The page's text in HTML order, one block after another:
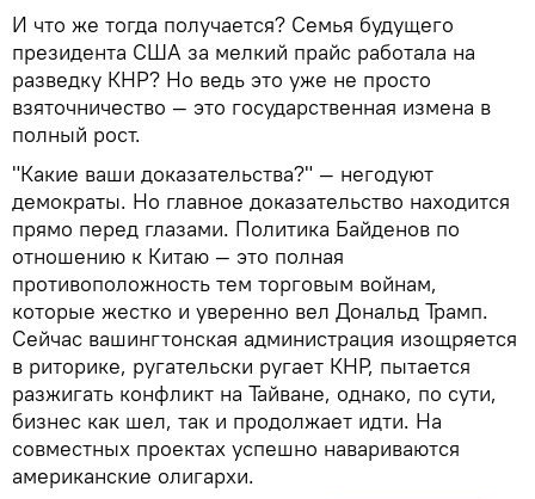
И что же тогда получается? Семья будущего
президента США за мелкий прайс работала на
разведку КНР? Но ведь это уже не просто
взяточничество — это государственная измена в
полный рост.
"Какие ваши доказательства?" — негодуют
демократы. Но главное доказательство находится
прямо перед глазами. Политика Байденов по
отношению к Китаю — это полная
противоположность тем торговым войнам,
которые жестко и уверенно вел Дональд Трамп.
Сейчас вашингтонская администрация изощряется
в риторике, ругательски ругает КНР, пытается
разжигать конфликт на Тайване, однако, по сути,
бизнес как шел, так и продолжает идти. На
совместных проектах успешно навариваются
американские олигархи.